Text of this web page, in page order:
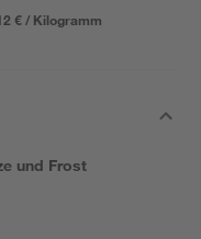
€ / Kilogramm
und Frost